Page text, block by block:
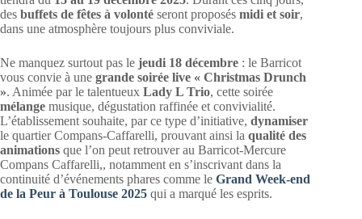
des buffets de fêtes à volonté seront proposés midi et soir,
dans une atmosphère toujours plus conviviale.
Ne manquez surtout pas le jeudi 18 décembre : le Barricot
vous convie à une grande soirée live « Christmas Drunch
». Animée par le talentueux Lady L Trio, cette soirée
mélange musique, dégustation raffinée et convivialité.
L’établissement souhaite, par ce type d’initiative, dynamiser
le quartier Compans-Caffarelli, prouvant ainsi la qualité des
animations que l’on peut retrouver au Barricot-Mercure
Compans Caffarelli,, notamment en s’inscrivant dans la
continuité d’événements phares comme le Grand Week-end
de la Peur à Toulouse 2025 qui a marqué les esprits.